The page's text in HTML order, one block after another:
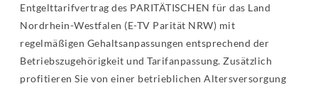
Entgelttarifvertrag des PARITÄTISCHEN für das Land
Nordrhein-Westfalen (E-TV Parität NRW) mit
regelmäßigen Gehaltsanpassungen entsprechend der
Betriebszugehörigkeit und Tarifanpassung. Zusätzlich
profitieren Sie von einer betrieblichen Altersversorgung